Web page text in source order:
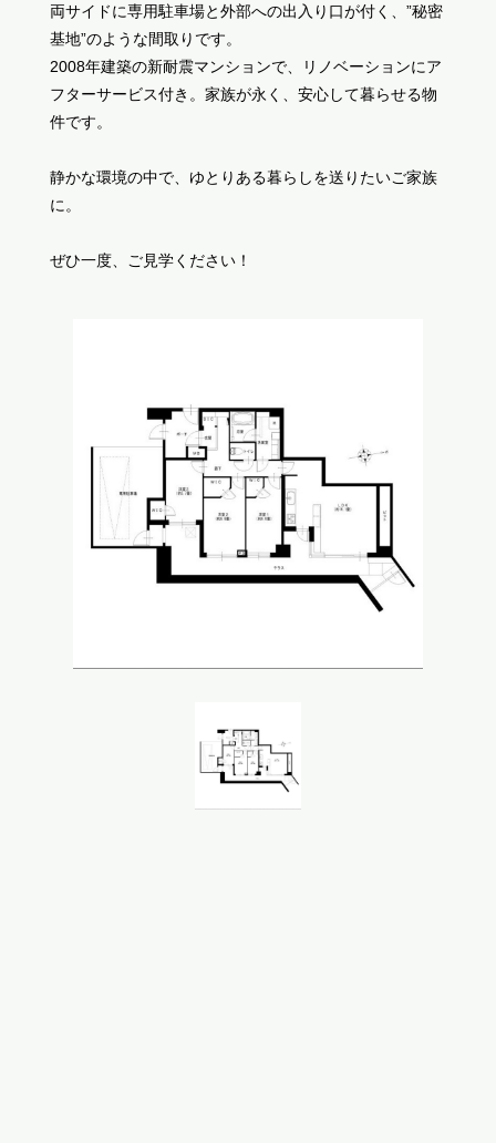
両サイドに専用駐車場と外部への出入り口が付く、”秘密
基地”のような間取りです。
2008年建築の新耐震マンションで、リノベーションにア
フターサービス付き。家族が永く、安心して暮らせる物
件です。
静かな環境の中で、ゆとりある暮らしを送りたいご家族
に。
ぜひ一度、ご見学ください！